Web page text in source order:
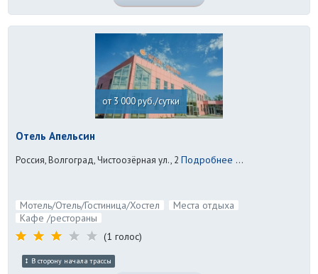
от 3 000 руб./сутки
Отель Апельсин
Россия, Волгоград, Чистоозёрная ул., 2 Подробнее ...
Мотель/Отель/Гостиница/Хостел
Места отдыха
Кафе /рестораны
(1 голос)
В сторону начала трассы